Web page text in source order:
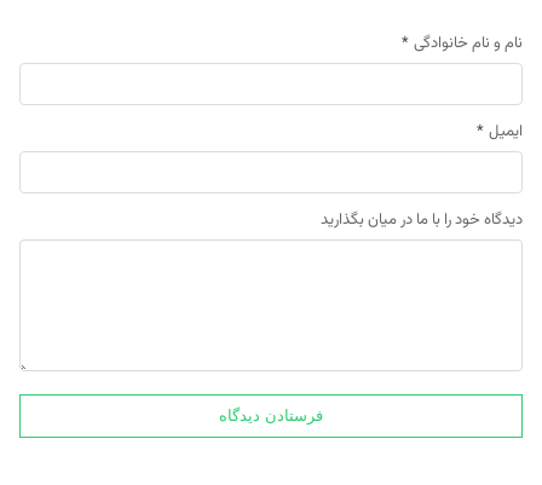
نام و نام خانوادگی *
ایمیل *
دیدگاه خود را با ما در میان بگذارید